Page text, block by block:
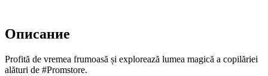
Описание
Profită de vremea frumoasă și explorează lumea magică a copilăriei
alături de #Promstore.